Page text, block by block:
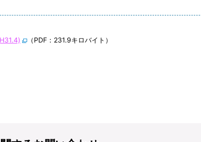
（PDF：231.9キロバイト）